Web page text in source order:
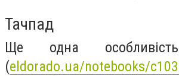
Тачпад
Ще одна особливість
(eldorado.ua/notebooks/